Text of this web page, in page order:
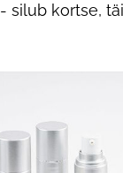
- silub kortse,